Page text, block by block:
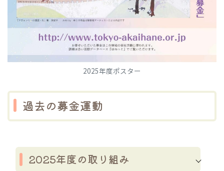
2025年度ポスター
過去の募金運動
2025年度の取り組み